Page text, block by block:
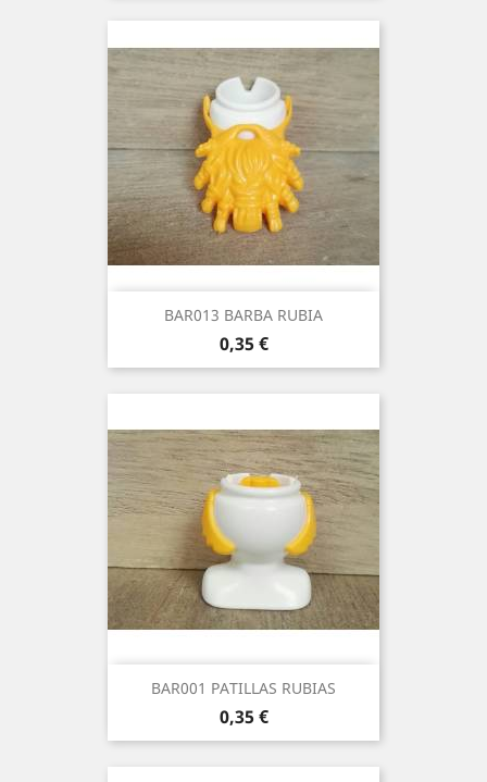
BAR013 BARBA RUBIA
Precio
0,35 €
BAR001 PATILLAS RUBIAS
Precio
0,35 €